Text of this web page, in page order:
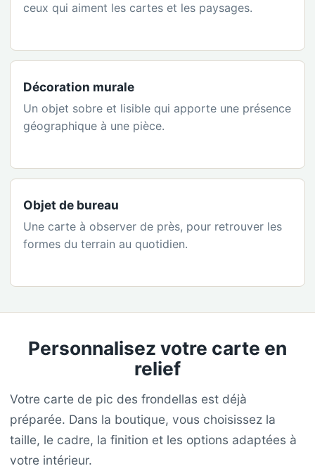
ceux qui aiment les cartes et les paysages.
Décoration murale
Un objet sobre et lisible qui apporte une présence
géographique à une pièce.
Objet de bureau
Une carte à observer de près, pour retrouver les
formes du terrain au quotidien.
Personnalisez votre carte en
relief
Votre carte de pic des frondellas est déjà
préparée. Dans la boutique, vous choisissez la
taille, le cadre, la finition et les options adaptées à
votre intérieur.